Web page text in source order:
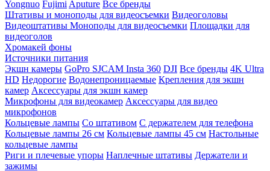
Yongnuo Fujimi Aputure Все бренды
Штативы и моноподы для видеосъемки Видеоголовы
Видеоштативы Моноподы для видеосъемки Площадки для
видеоголов
Хромакей фоны
Источники питания
Экшн камеры GoPro SJCAM Insta 360 DJI Все бренды 4K Ultra
HD Недорогие Водонепроницаемые Крепления для экшн
камер Аксессуары для экшн камер
Микрофоны для видеокамер Аксессуары для видео
микрофонов
Кольцевые лампы Со штативом C держателем для телефона
Кольцевые лампы 26 см Кольцевые лампы 45 см Настольные
кольцевые лампы
Риги и плечевые упоры Наплечные штативы Держатели и
зажимы